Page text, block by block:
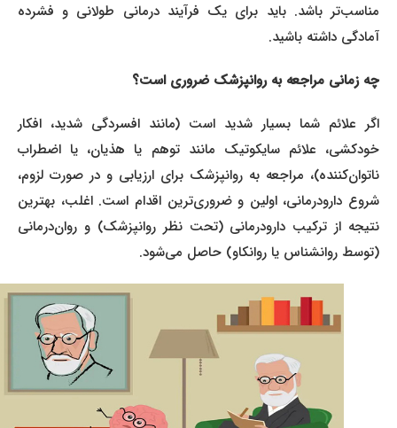
مناسب‌تر باشد. باید برای یک فرآیند درمانی طولانی و فشرده
آمادگی داشته باشید.
چه زمانی مراجعه به روانپزشک ضروری است؟
اگر علائم شما بسیار شدید است (مانند افسردگی شدید، افکار
خودکشی، علائم سایکوتیک مانند توهم یا هذیان، یا اضطراب
ناتوان‌کننده)، مراجعه به روانپزشک برای ارزیابی و در صورت لزوم،
شروع دارودرمانی، اولین و ضروری‌ترین اقدام است. اغلب، بهترین
نتیجه از ترکیب دارودرمانی (تحت نظر روانپزشک) و روان‌درمانی
(توسط روانشناس یا روانکاو) حاصل می‌شود.